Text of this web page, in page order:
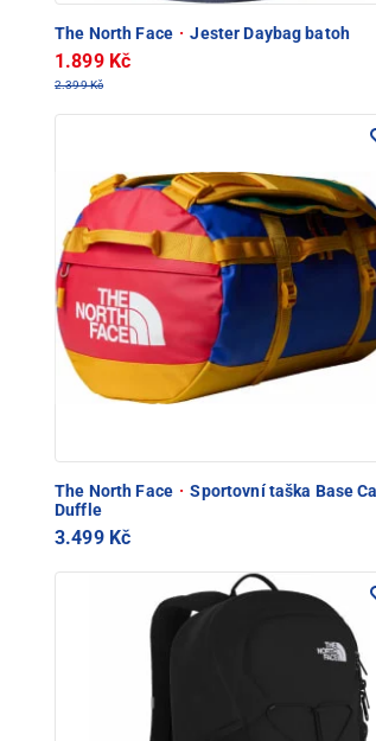
The North Face · Jester Daybag batoh
1.899 Kč
2.399 Kč
The North Face · Sportovní taška Base
Duffle
3.499 Kč